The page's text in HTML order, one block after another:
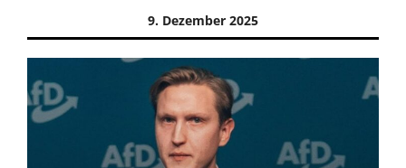
9. Dezember 2025